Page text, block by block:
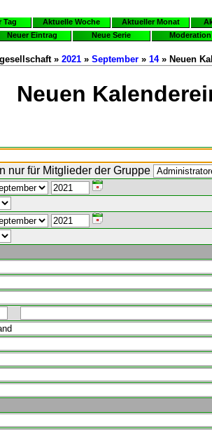
Tag Aktuelle Woche Aktueller Monat
Neuer Eintrag
Neue Serie Moderation
» 2021 » September » 14» Neuen
Neuen
nur für Mitglieder der Gruppe